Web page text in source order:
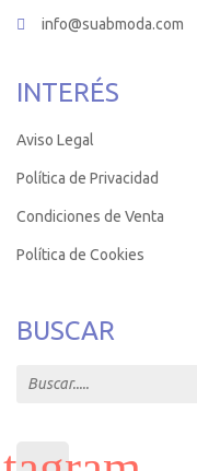
info@suabmoda.com
INTERÉS
Aviso Legal
Política de Privacidad
Condiciones de Venta
Política de Cookies
BUSCAR
Search for: